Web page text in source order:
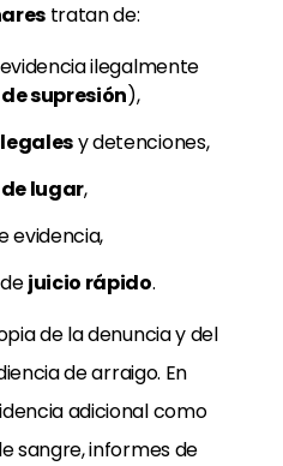
tratan de:
ilegalmente
supresión),
y detenciones,
lugar,
evidencia,
juicio rápido.
de la denuncia y del
de arraigo. En
adicional como
sangre, informes de